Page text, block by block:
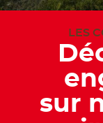
LES
sur